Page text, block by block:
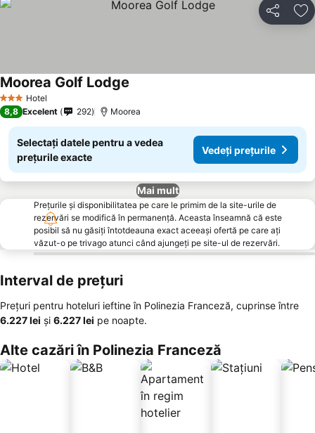
Distribuiți
3 SteleHotel
Moorea Golf Lodge
8,8 Excelent 292 Moorea
Selectați datele pentru a vedea
prețurile exacte
Vedeți prețurile
Mai mult
Prețurile și disponibilitatea pe care le primim de la site-urile de
rezervări se modifică în permanență. Aceasta înseamnă că este
posibil să nu găsiți întotdeauna exact aceeași ofertă pe care ați
văzut-o pe trivago atunci când ajungeți pe site-ul de rezervări.
Interval de prețuri
Prețuri pentru hoteluri ieftine în Polinezia Franceză, cuprinse între
‎6.227 lei și ‎6.227 lei pe noapte.
Alte cazări în Polinezia Franceză